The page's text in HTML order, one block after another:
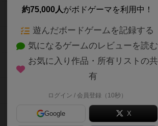
約75,000人がボドゲーマを利用中！
遊んだボードゲームを記録する
気になるゲームのレビューを読む
お気に入り作品・所有リストの共
有
ログイン / 会員登録（10秒）
Google X
ボードゲームの新着レビュー
ボードゲーム会情報
メカニクス特集
掲示板・トピックス
ボドとも・会員一覧